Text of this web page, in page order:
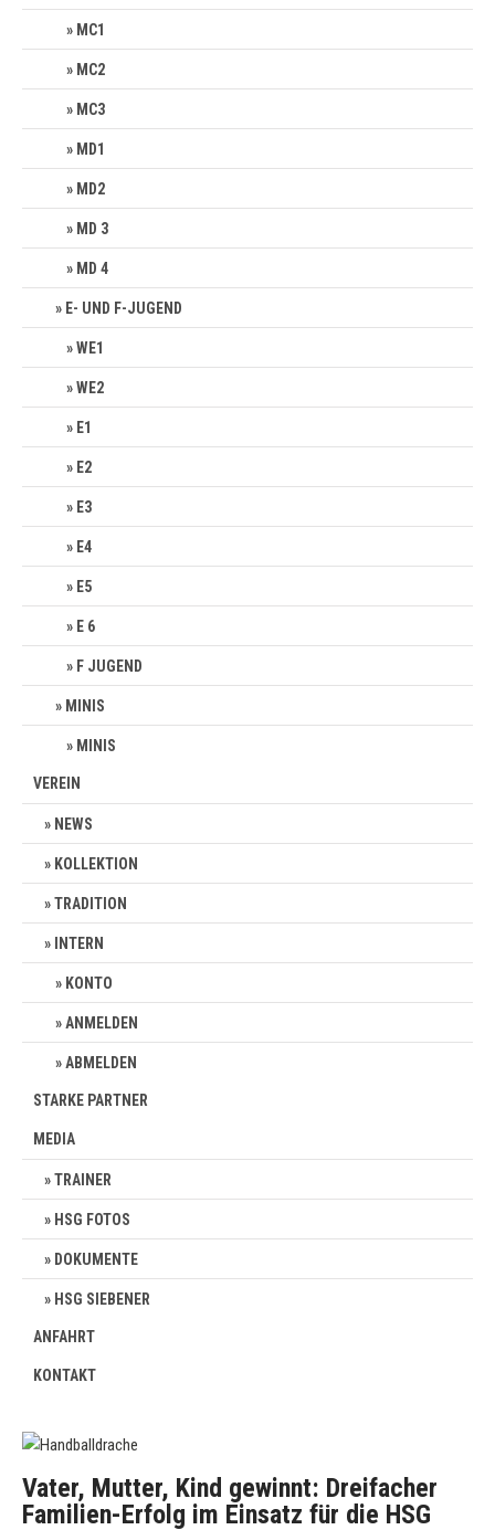
MC1
MC2
MC3
MD1
MD2
MD 3
MD 4
E- UND F-JUGEND
WE1
WE2
E1
E2
E3
E4
E5
E 6
F JUGEND
MINIS
MINIS
VEREIN
NEWS
KOLLEKTION
TRADITION
INTERN
KONTO
ANMELDEN
ABMELDEN
STARKE PARTNER
MEDIA
TRAINER
HSG FOTOS
DOKUMENTE
HSG SIEBENER
ANFAHRT
KONTAKT
Vater, Mutter, Kind gewinnt: Dreifacher
Familien-Erfolg im Einsatz für die HSG